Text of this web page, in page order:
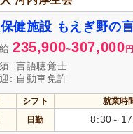
健施設 もえぎ野の
235,900~307,000 円
: 言語聴覚士
: 自動車免許
シフト 就業時
日勤 8:30 ～